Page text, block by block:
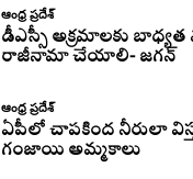
ఆంధ్ర ప్రదేశ్
డీఎస్సీ అక్రమాలకు బాధ్యత
రాజీనామా చేయాలి- జగన్
ఆంధ్ర ప్రదేశ్
ఏపీలో చాపకింద నీరులా
గంజాయి అమ్మకాలు